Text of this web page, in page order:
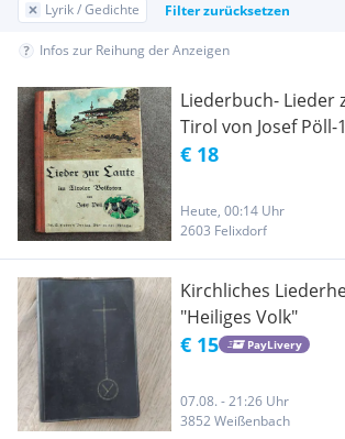
Lyrik / Gedichte Filter zurücksetzen
Infos zur Reihung der Anzeigen
Liederbuch- Lieder
Tirol von Josef Pöll-
€ 18
Heute, 00:14 Uhr
2603 Felixdorf
Kirchliches
"Heiliges Volk"
€ 15 PayLivery
07.08. - 21:26 Uhr
3852 Weißenbach